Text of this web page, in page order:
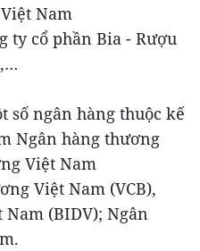
Nam
ty cổ phần Bia - Rượu
số ngân hàng thuộc kế
Ngân hàng thương
Việt Nam
Việt Nam (VCB),
(BIDV); Ngân